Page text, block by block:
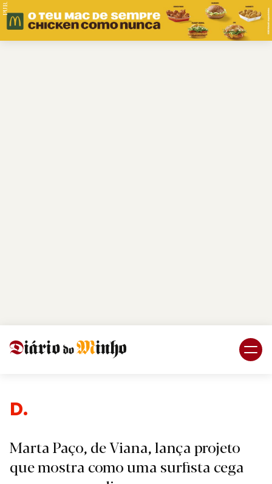
PUB.
Despor
Marta Paço, de Viana, lança projeto
que mostra como uma surfista cega